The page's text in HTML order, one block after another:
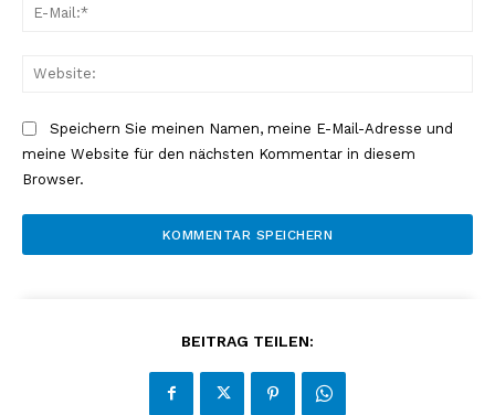
Speichern Sie meinen Namen, meine E-Mail-Adresse und
meine Website für den nächsten Kommentar in diesem
Browser.
BEITRAG TEILEN: